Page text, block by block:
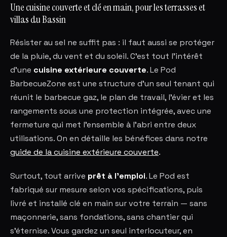
Une cuisine couverte et clé en main, pour les terrasses et
villas du Bassin
Résister au sel ne suffit pas : il faut aussi se protéger
de la pluie, du vent et du soleil. C'est tout l'intérêt
d'une cuisine extérieure couverte. Le Pod
BarbecueZone est une structure d'un seul tenant qui
réunit le barbecue gaz, le plan de travail, l'évier et les
rangements sous une protection intégrée, avec une
fermeture qui met l'ensemble à l'abri entre deux
utilisations. On en détaille les bénéfices dans notre
guide de la cuisine extérieure couverte.
Surtout, tout arrive prêt à l'emploi. Le Pod est
fabriqué sur mesure selon vos spécifications, puis
livré et installé clé en main sur votre terrain — sans
maçonnerie, sans fondations, sans chantier qui
s'éternise. Vous gardez un seul interlocuteur, en